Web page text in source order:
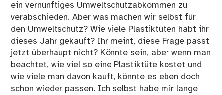
ein vernünftiges Umweltschutzabkommen zu
verabschieden. Aber was machen wir selbst für
den Umweltschutz? Wie viele Plastiktüten habt ihr
dieses Jahr gekauft? Ihr meint, diese Frage passt
jetzt überhaupt nicht? Könnte sein, aber wenn man
beachtet, wie viel so eine Plastiktüte kostet und
wie viele man davon kauft, könnte es eben doch
schon wieder passen. Ich selbst habe mir lange